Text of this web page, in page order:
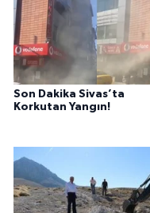
Son Dakika Sivas’ta
Korkutan Yangın!